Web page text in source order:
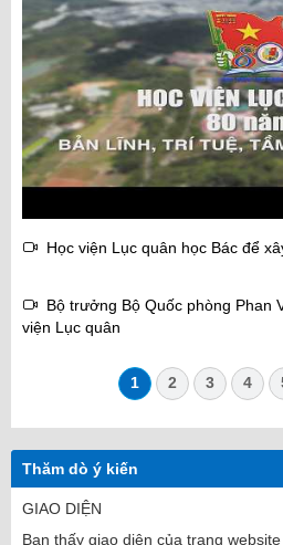
Học viện Lục quân học Bác để
Bộ trưởng Bộ Quốc phòng Phan
viện Lục quân
1 2 3 4
Thăm dò ý kiến
GIAO DIỆN
Bạn thấy giao diện của trang